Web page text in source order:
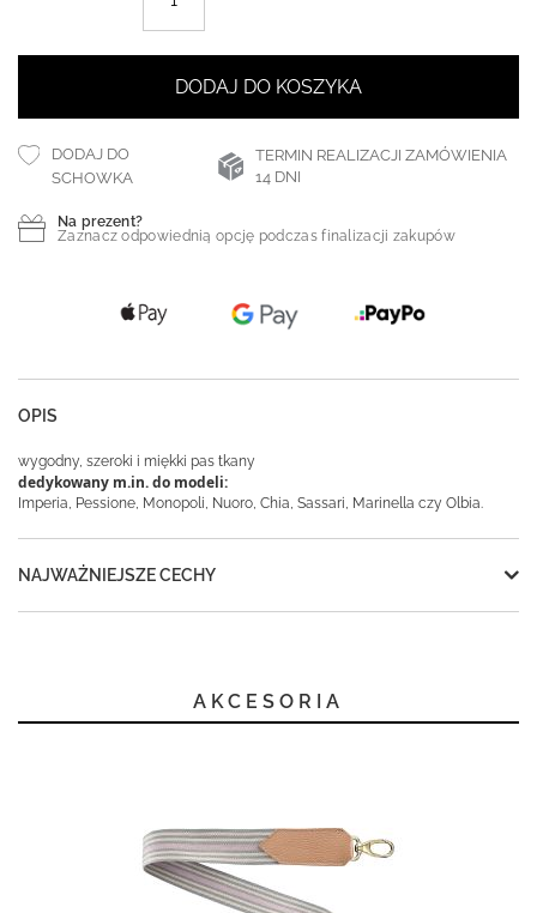
DODAJ DO KOSZYKA
DODAJ DO
SCHOWKA
TERMIN REALIZACJI ZAMÓWIENIA
14 DNI
Na prezent?
Zaznacz odpowiednią opcję podczas finalizacji zakupów
OPIS
wygodny, szeroki i miękki pas tkany
dedykowany m.in. do modeli:
Imperia, Pessione, Monopoli, Nuoro, Chia, Sassari, Marinella czy Olbia.
NAJWAŻNIEJSZE CECHY
AKCESORIA